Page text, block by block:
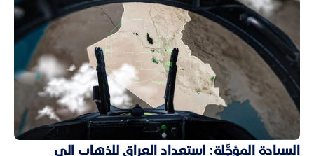
السيادة المؤجَّلة: استعداد العراق للذهاب الى